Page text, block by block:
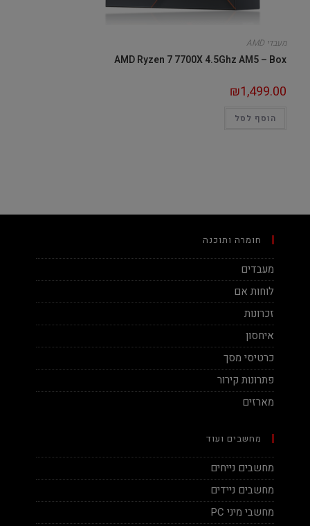
מעבדי AMD
AMD Ryzen 7 7700X 4.5Ghz AM5 – Box
₪1,499.00
הוסף לסל
חומרה ותוכנה
מעבדים
לוחות אם
זכרונות
איחסון
כרטיסי מסך
פתרונות קירור
מארזים
מחשבים ועוד
מחשבים נייחים
מחשבים ניידים
מחשבי מיני PC